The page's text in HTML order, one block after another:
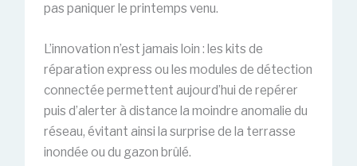
pas paniquer le printemps venu.
L’innovation n’est jamais loin : les kits de
réparation express ou les modules de détection
connectée permettent aujourd’hui de repérer
puis d’alerter à distance la moindre anomalie du
réseau, évitant ainsi la surprise de la terrasse
inondée ou du gazon brûlé.